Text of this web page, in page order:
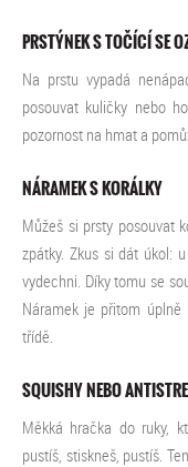
PRSTÝNEK S TOČÍCÍ SE
Na prstu vypadá
posouvat kuličky nebo
pozornost na hmat a
NÁRAMEK S KORÁLKY
Můžeš si prsty posouvat
zpátky. Zkus si dát úkol:
vydechni. Díky tomu se
Náramek je přitom
třídě.
SQUISHY NEBO
Měkká hračka do ruky,
pustíš, stiskneš, pustíš.